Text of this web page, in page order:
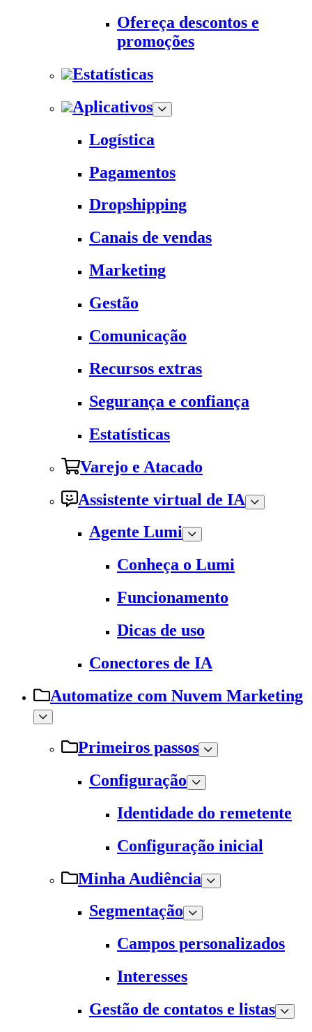
Ofereça descontos e
promoções
Estatísticas
Aplicativos
Logística
Pagamentos
Dropshipping
Canais de vendas
Marketing
Gestão
Comunicação
Recursos extras
Segurança e confiança
Estatísticas
Varejo e Atacado
Assistente virtual de IA
Agente Lumi
Conheça o Lumi
Funcionamento
Dicas de uso
Conectores de IA
Automatize com Nuvem Marketing
Primeiros passos
Configuração
Identidade do remetente
Configuração inicial
Minha Audiência
Segmentação
Campos personalizados
Interesses
Gestão de contatos e listas